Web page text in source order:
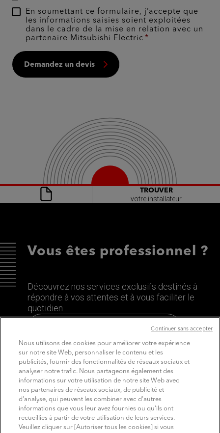
En soumettant ce formulaire, j’accepte que
les informations saisies soient exploitées
dans le cadre de la mise en relation avec un
partenaire Mitsubishi Electric
Demandez un devis
TROUVER
votre installateur
Vous êtes professionnel ?
Découvrez nos services exclusifs destinés à
répondre à vos attentes et à vous faciliter le
quotidien.
Découvrez le site dédié aux Pros
SUIVEZ MITSUBISHI ELECTRIC
Nous utilisons des cookies pour améliorer votre expérience
sur notre site Web, personnaliser le contenu et les
publicités, fournir des fonctionnalités de réseaux sociaux et
analyser notre trafic. Nous partageons également des
informations sur votre utilisation de notre site Web avec
nos partenaires de réseaux sociaux, de publicité et
d'analyse, qui peuvent les combiner avec d'autres
informations que vous leur avez fournies ou qu'ils ont
recueillies à partir de votre utilisation de leurs services.
Veuillez cliquer sur [Autoriser tous les cookies] si vous
Continuer sans accepter